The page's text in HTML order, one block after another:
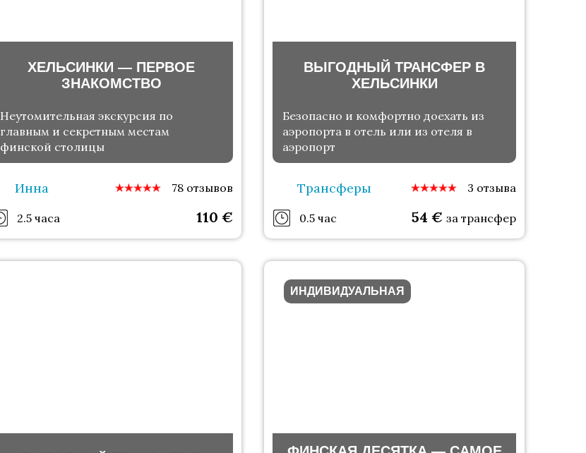
ХЕЛЬСИНКИ — ПЕРВОЕ
ЗНАКОМСТВО
Неутомительная экскурсия по
главным и секретным местам
финской столицы
Инна 78 отзывов
2.5 часа 110€
ВЫГОДНЫЙ ТРАНСФЕР В
ХЕЛЬСИНКИ
Безопасно и комфортно доехать из
аэропорта в отель или из отеля в
аэропорт
Трансферы 3 отзыва
0.5 час 54 € за трансфер
ИНДИВИДУАЛЬНАЯ